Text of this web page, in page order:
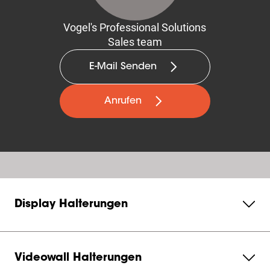
Vogel's Professional Solutions
Sales team
E-Mail Senden
Anrufen
Display Halterungen
Videowall Halterungen